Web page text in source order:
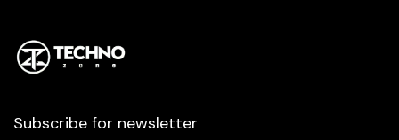
Subscribe for newsletter